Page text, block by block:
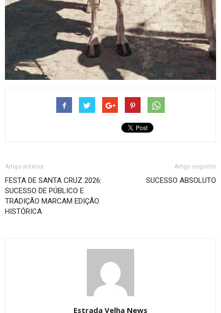
Artigo anterior
FESTA DE SANTA CRUZ 2026:
SUCESSO DE PÚBLICO E
TRADIÇÃO MARCAM EDIÇÃO
HISTÓRICA
Artigo seguinte
SUCESSO ABSOLUTO
Estrada Velha News